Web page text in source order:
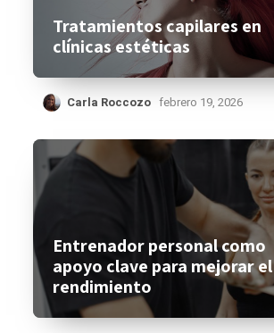
Tratamientos capilares en
clínicas estéticas
Carla Roccozo febrero 19, 2026
Entrenador personal como
apoyo clave para mejorar el
rendimiento